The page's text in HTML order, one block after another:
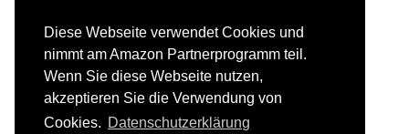
Diese Webseite verwendet Cookies und
nimmt am Amazon Partnerprogramm teil.
Wenn Sie diese Webseite nutzen,
akzeptieren Sie die Verwendung von
Cookies. Datenschutzerklärung
Nischenregal & Nischenschrank
Gewürzregal & Gewürzboard
Regaleinsatz
Scharniere & Dämpfer
Küchen-Elektrogeräte
Küchen-Mixer & -Rührer
Küchenwaage